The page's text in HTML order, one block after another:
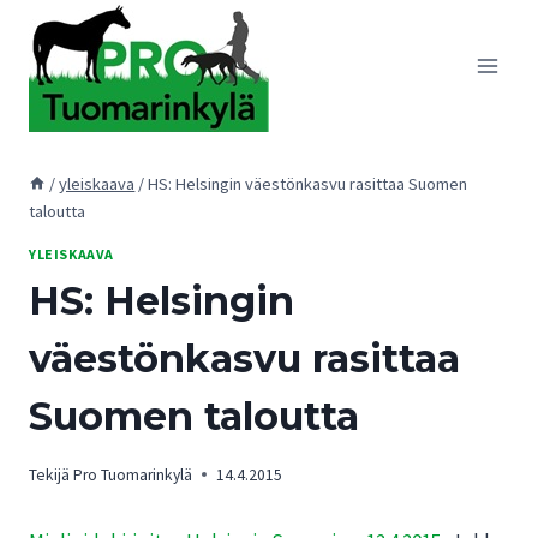
sisältöön
/yleiskaava /HS: Helsingin väestönkasvu rasittaa Suomen
taloutta
YLEISKAAVA
HS: Helsingin
väestönkasvu rasittaa
Suomen taloutta
Tekijä Pro Tuomarinkylä 14.4.2015